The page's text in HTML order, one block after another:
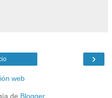
›
web
de Blogger.